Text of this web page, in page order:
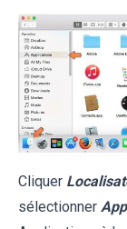
Cliquer
sélectionner